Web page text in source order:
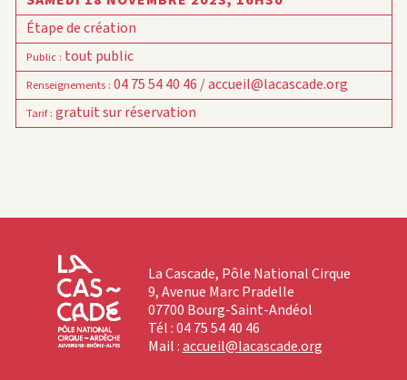
Étape de création
Public: tout public
Renseignements: 04 75 54 40 46 / accueil@lacascade.org
Tarif: gratuit sur réservation
La Cascade, Pôle National Cirque
9, Avenue Marc Pradelle
07700 Bourg-Saint-Andéol
Tél : 04 75 54 40 46
Mail :accueil@lacascade.org